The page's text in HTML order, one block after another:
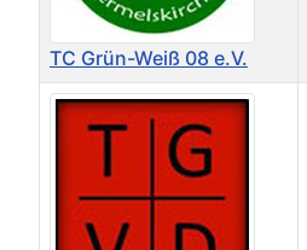
TC Grün-Weiß 08 e.V.